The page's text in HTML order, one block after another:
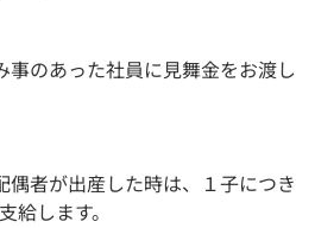
事のあった社員に見舞金をお渡し
者が出産した時は、１子につき
給します。